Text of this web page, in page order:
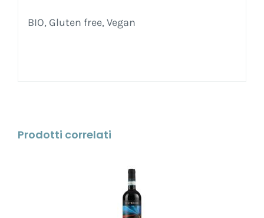
BIO, Gluten free, Vegan
Prodotti correlati